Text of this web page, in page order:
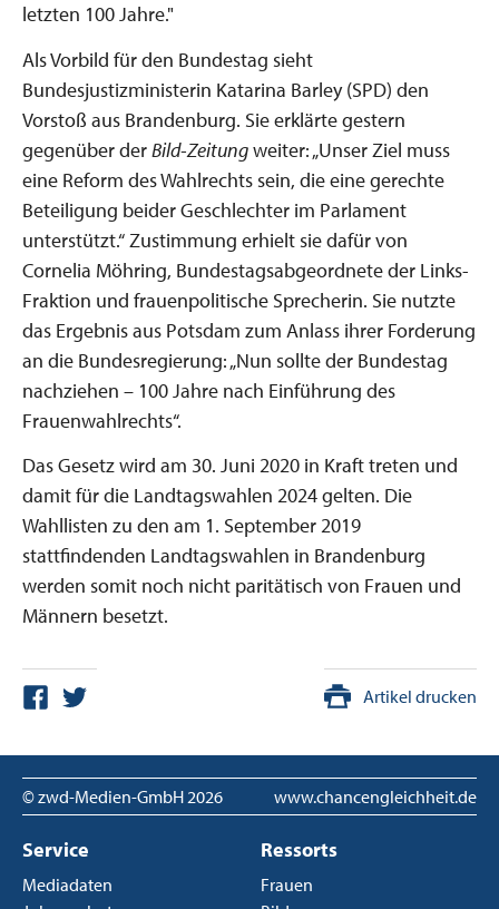
letzten 100 Jahre."
Als Vorbild für den Bundestag sieht
Bundesjustizministerin Katarina Barley (SPD) den
Vorstoß aus Brandenburg. Sie erklärte gestern
gegenüber derBild-Zeitungweiter: „Unser Ziel muss
eine Reform des Wahlrechts sein, die eine gerechte
Beteiligung beider Geschlechter im Parlament
unterstützt.“ Zustimmung erhielt sie dafür von
Cornelia Möhring, Bundestagsabgeordnete der Links-
Fraktion und frauenpolitische Sprecherin. Sie nutzte
das Ergebnis aus Potsdam zum Anlass ihrer Forderung
an die Bundesregierung: „Nun sollte der Bundestag
nachziehen – 100 Jahre nach Einführung des
Frauenwahlrechts“.
Das Gesetz wird am 30. Juni 2020 in Kraft treten und
damit für die Landtagswahlen 2024 gelten. Die
Wahllisten zu den am 1. September 2019
stattfindenden Landtagswahlen in Brandenburg
werden somit noch nicht paritätisch von Frauen und
Männern besetzt.
Artikel drucken
© zwd-Medien-GmbH2026 www.chancengleichheit.de
Service
Mediadaten
Ressorts
Frauen